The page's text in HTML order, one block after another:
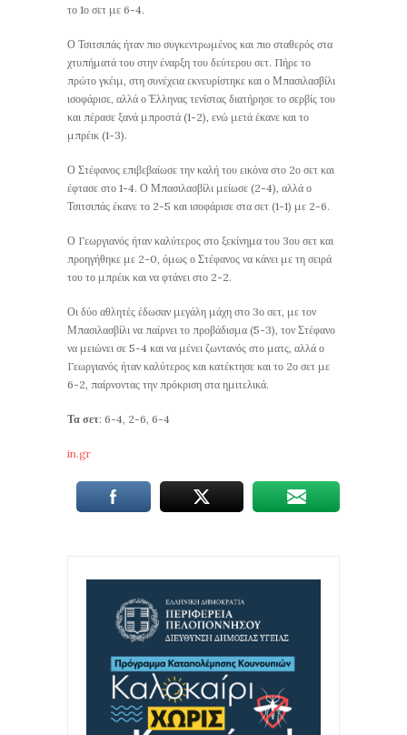
το 1ο σετ με 6-4.
Ο Τσιτσιπάς ήταν πιο συγκεντρωμένος και πιο σταθερός στα
χτυπήματά του στην έναρξη του δεύτερου σετ. Πήρε το
πρώτο γκέιμ, στη συνέχεια εκνευρίστηκε και ο Μπασιλασβίλι
ισοφάρισε, αλλά ο Έλληνας τενίστας διατήρησε το σερβίς του
και πέρασε ξανά μπροστά (1-2), ενώ μετά έκανε και το
μπρέικ (1-3).
Ο Στέφανος επιβεβαίωσε την καλή του εικόνα στο 2ο σετ και
έφτασε στο 1-4. Ο Μπασιλασβίλι μείωσε (2-4), αλλά ο
Τσιτσιπάς έκανε το 2-5 και ισοφάρισε στα σετ (1-1) με 2-6.
Ο Γεωργιανός ήταν καλύτερος στο ξεκίνημα του 3ου σετ και
προηγήθηκε με 2-0, όμως ο Στέφανος να κάνει με τη σειρά
του το μπρέικ και να φτάνει στο 2-2.
Οι δύο αθλητές έδωσαν μεγάλη μάχη στο 3ο σετ, με τον
Μπασιλασβίλι να παίρνει το προβάδισμα (5-3), τον Στέφανο
να μειώνει σε 5-4 και να μένει ζωντανός στο ματς, αλλά ο
Γεωργιανός ήταν καλύτερος και κατέκτησε και το 2ο σετ με
6-2, παίρνοντας την πρόκριση στα ημιτελικά.
Τα σετ: 6-4, 2-6, 6-4
in.gr